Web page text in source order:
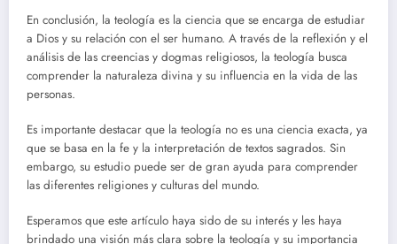
En conclusión, la teología es la ciencia que se encarga de estudiar
a Dios y su relación con el ser humano. A través de la reflexión y el
análisis de las creencias y dogmas religiosos, la teología busca
comprender la naturaleza divina y su influencia en la vida de las
personas.
Es importante destacar que la teología no es una ciencia exacta, ya
que se basa en la fe y la interpretación de textos sagrados. Sin
embargo, su estudio puede ser de gran ayuda para comprender
las diferentes religiones y culturas del mundo.
Esperamos que este artículo haya sido de su interés y les haya
brindado una visión más clara sobre la teología y su importancia